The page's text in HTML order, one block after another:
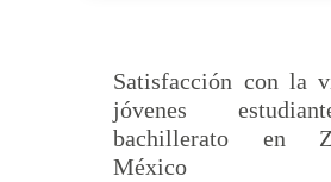
Satisfacción con la
jóvenes
bachillerato en
México